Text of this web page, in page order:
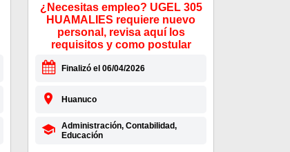
¿Necesitas empleo? UGEL 305
HUAMALIES requiere nuevo
personal, revisa aquí los
requisitos y como postular
Finalizó el 06/04/2026
Huanuco
Administración, Contabilidad,
Educación